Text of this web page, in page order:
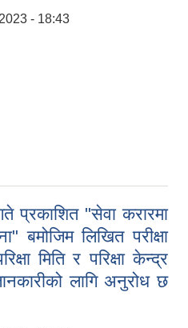
- 18:43
प्रकाशित "सेवा करारमा
बमोजिम लिखित परीक्षा
मिति र परिक्षा केन्द्र
लागि अनुरोध छ